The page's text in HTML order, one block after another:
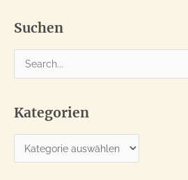
Suchen
u
h
e
Kategorien
a